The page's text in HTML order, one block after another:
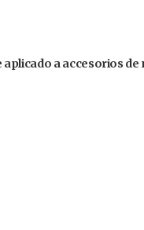
a accesorios de